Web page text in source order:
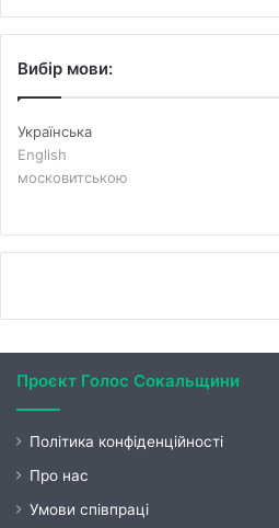
Вибір мови:
Українська
English
московитською
Проєкт Голос Сокальщини
Політика конфіденційності
Про нас
Умови співпраці